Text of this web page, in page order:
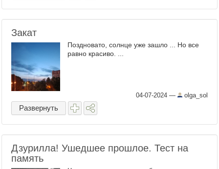
Закат
Поздновато, солнце уже зашло ... Но все
равно красиво. ...
04-07-2024 — olga_sol
Развернуть
Дзурилла! Ушедшее прошлое. Тест на
память